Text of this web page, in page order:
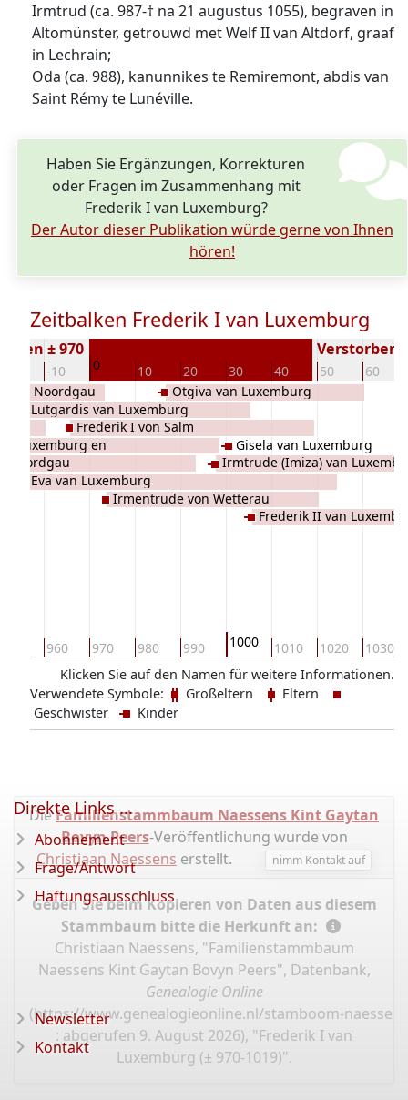
Irmtrud (ca. 987-† na 21 augustus 1055), begraven in
Altomünster, getrouwd met Welf II van Altdorf, graaf
in Lechrain;
Oda (ca. 988), kanunnikes te Remiremont, abdis van
Saint Rémy te Lunéville.
Haben Sie Ergänzungen, Korrekturen
oder Fragen im Zusammenhang mit
Frederik I van Luxemburg?
Der Autor dieser Publikation würde gerne von Ihnen
hören!
Zeitbalken Frederik I van Luxemburg
-10 0 10 20 30 40 50 60
± 970 Verstorben
960 970 980 990 1000 1010 1020 1030
de Noordgau
Luxemburg en
Nordgau
Lutgardis van Luxemburg
Eva van Luxemburg
Frederik I von Salm
Irmentrude von Wetterau
Otgiva van Luxemburg
Irmtrude (Imiza) van
Gisela van Luxemburg
Frederik II van
Klicken Sie auf den Namen für weitere Informationen.
Verwendete Symbole:
Großeltern
Eltern
Geschwister
Kinder
DieFamilienstammbaum Naessens Kint Gaytan
Bovyn Peers-Veröffentlichung wurde von
Christiaan Naessens erstellt. nimm Kontakt auf
Geben Sie beim Kopieren von Daten aus diesem
Stammbaum bitte die Herkunft an:
Christiaan Naessens, "Familienstammbaum
Naessens Kint Gaytan Bovyn Peers", Datenbank,
Genealogie Online
(https://www.genealogieonline.nl/stamboom-
: abgerufen 9. August 2026), "Frederik I van
Luxemburg (± 970-1019)".
Direkte Links ...
Abonnement
Frage/Antwort
Haftungsausschluss
Newsletter
Kontakt